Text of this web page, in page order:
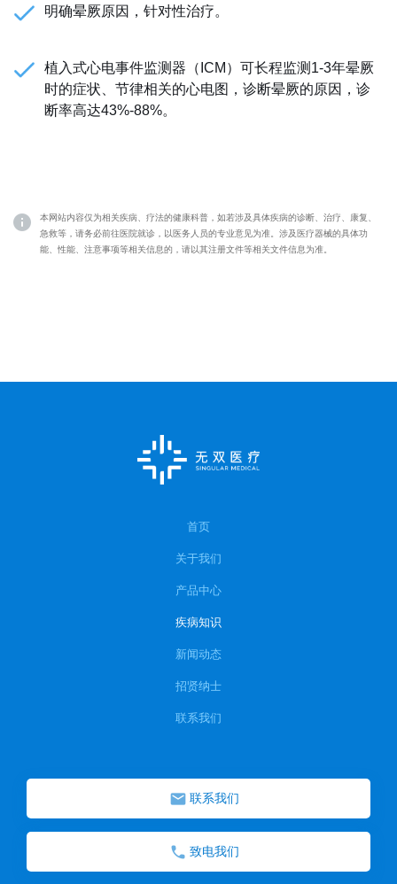
明确晕厥原因，针对性治疗。
植入式心电事件监测器（ICM）可长程监测1-3年晕厥
时的症状、节律相关的心电图，诊断晕厥的原因，诊
断率高达43%-88%。
本网站内容仅为相关疾病、疗法的健康科普，如若涉及具体疾病的诊断、治疗、康复、
急救等，请务必前往医院就诊，以医务人员的专业意见为准。涉及医疗器械的具体功
能、性能、注意事项等相关信息的，请以其注册文件等相关文件信息为准。
首页
关于我们
产品中心
疾病知识
新闻动态
招贤纳士
联系我们
联系我们
致电我们